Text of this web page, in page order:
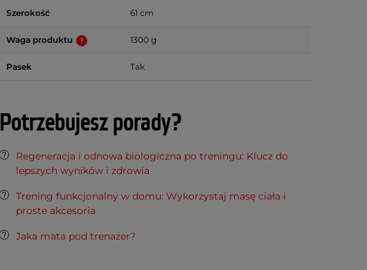
Szerokość 61 cm
Waga produktu 1300 g
Pasek Tak
Potrzebujesz porady?
Regeneracja i odnowa biologiczna po treningu: Klucz do
lepszych wyników i zdrowia
Trening funkcjonalny w domu: Wykorzystaj masę ciała i
proste akcesoria
Jaka mata pod trenażer?